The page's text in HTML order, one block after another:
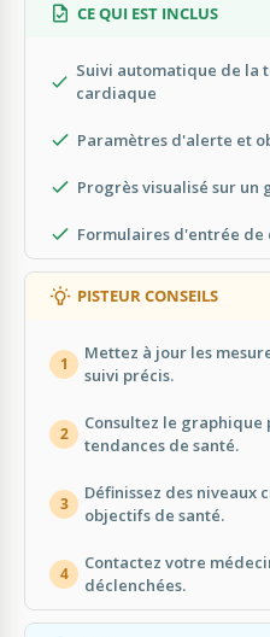
CE QUI EST INCLUS
Suivi automatique de la
cardiaque
Paramètres d'alerte et
Progrès visualisé sur un
Formulaires d'entrée de
PISTEUR CONSEILS
1
Mettez à jour les
suivi précis.
2
Consultez le
tendances de santé.
3
Définissez des niveaux
objectifs de santé.
4
Contactez votre
déclenchées.